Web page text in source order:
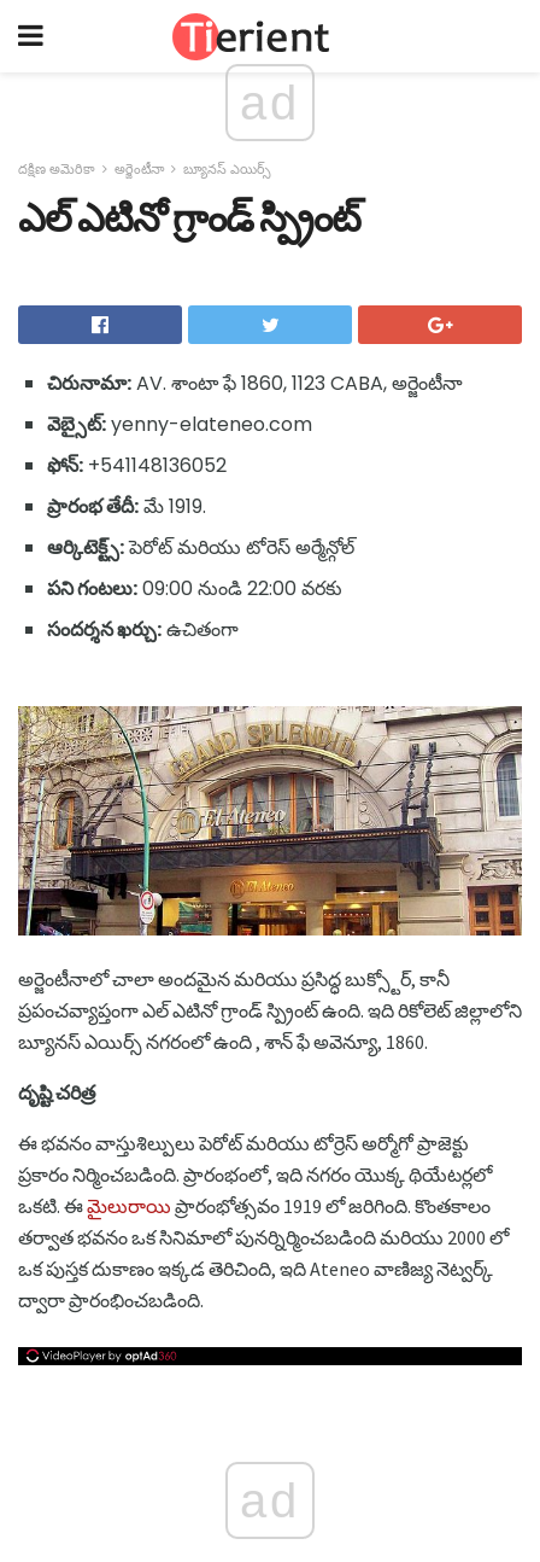
ad
దక్షిణ అమెరికా అర్జెంటీనా బ్యూనస్ ఎయిర్స్
ఎల్ ఎటినో గ్రాండ్ స్ప్రింట్
చిరునామా:AV. శాంటా ఫే 1860, 1123 CABA, అర్జెంటీనా
వెబ్సైట్:yenny-elateneo.com
ఫోన్: +541148136052
ప్రారంభ తేదీ:మే 1919.
ఆర్కిటెక్ట్స్:పెరోట్ మరియు టోరెస్ అర్మేన్గోల్
పని గంటలు:09:00 నుండి 22:00 వరకు
సందర్శన ఖర్చు:ఉచితంగా
అర్జెంటీనాలో చాలా అందమైన మరియు ప్రసిద్ధ బుక్స్టోర్, కానీ
ప్రపంచవ్యాప్తంగా ఎల్ ఎటినో గ్రాండ్ స్ప్రింట్ ఉంది. ఇది రికోలెట్ జిల్లాలోని
బ్యూనస్ ఎయిర్స్ నగరంలో ఉంది , శాన్ ఫే అవెన్యూ, 1860.
దృష్టి చరిత్ర
ఈ భవనం వాస్తుశిల్పులు పెరోట్ మరియు టోర్రెస్ అర్మోగో ప్రాజెక్టు
ప్రకారం నిర్మించబడింది. ప్రారంభంలో, ఇది నగరం యొక్క థియేటర్లలో
ఒకటి. ఈమైలురాయి ప్రారంభోత్సవం 1919 లో జరిగింది. కొంతకాలం
తర్వాత భవనం ఒక సినిమాలో పునర్నిర్మించబడింది మరియు 2000 లో
ఒక పుస్తక దుకాణం ఇక్కడ తెరిచింది, ఇది Ateneo వాణిజ్య నెట్వర్క్
ద్వారా ప్రారంభించబడింది.
ad